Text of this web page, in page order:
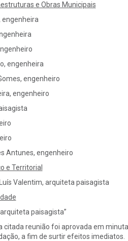
e Obras Municipais
engenheira
engenheira
engenheiro
engenheiro
Antunes, engenheiro
e Territorial
Valentim, arquiteta paisagista
paisagista”
citada reunião foi aprovada em
a fim de surtir efeitos imediatos.